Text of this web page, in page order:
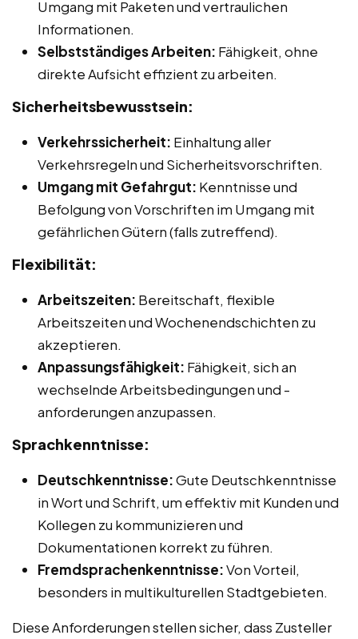
Umgang mit Paketen und vertraulichen
Informationen.
Selbstständiges Arbeiten: Fähigkeit, ohne
direkte Aufsicht effizient zu arbeiten.
Sicherheitsbewusstsein:
Verkehrssicherheit: Einhaltung aller
Verkehrsregeln und Sicherheitsvorschriften.
Umgang mit Gefahrgut: Kenntnisse und
Befolgung von Vorschriften im Umgang mit
gefährlichen Gütern (falls zutreffend).
Flexibilität:
Arbeitszeiten: Bereitschaft, flexible
Arbeitszeiten und Wochenendschichten zu
akzeptieren.
Anpassungsfähigkeit: Fähigkeit, sich an
wechselnde Arbeitsbedingungen und -
anforderungen anzupassen.
Sprachkenntnisse:
Deutschkenntnisse:Gute Deutschkenntnisse
in Wort und Schrift, um effektiv mit Kunden und
Kollegen zu kommunizieren und
Dokumentationen korrekt zu führen.
Fremdsprachenkenntnisse:Von Vorteil,
besonders in multikulturellen Stadtgebieten.
Diese Anforderungen stellen sicher, dass Zusteller